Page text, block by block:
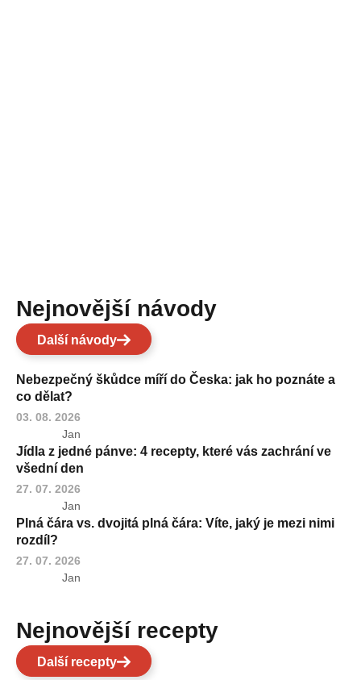
Nejnovější návody
Další návody
Nebezpečný škůdce míří do Česka: jak ho poznáte a
co dělat?
03. 08. 2026
Jan
Jídla z jedné pánve: 4 recepty, které vás zachrání ve
všední den
27. 07. 2026
Jan
Plná čára vs. dvojitá plná čára: Víte, jaký je mezi nimi
rozdíl?
27. 07. 2026
Jan
Nejnovější recepty
Další recepty